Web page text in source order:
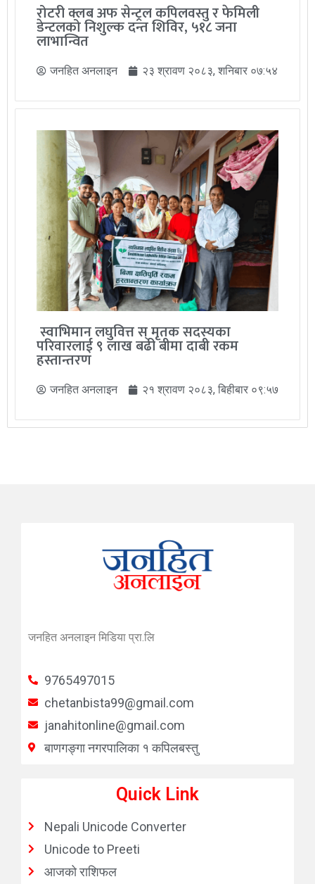
रोटरी क्लब अफ सेन्ट्रल कपिलवस्तु र फेमिली
डेन्टलको निशुल्क दन्त शिविर, ५१८ जना
लाभान्वित
जनहित अनलाइन २३ श्रावण २०८३, शनिबार ०७:५४
स्वाभिमान लघुवित्त स् मृतक सदस्यका
परिवारलाई ९ लाख बढी बीमा दाबी रकम
हस्तान्तरण
जनहित अनलाइन २१ श्रावण २०८३, बिहीबार ०९:५७
जनहित अनलाइन मिडिया प्रा.लि
9765497015
chetanbista99@gmail.com
janahitonline@gmail.com
बाणगङ्गा नगरपालिका १ कपिलबस्तु
Quick Link
Nepali Unicode Converter
Unicode to Preeti
आजको राशिफल